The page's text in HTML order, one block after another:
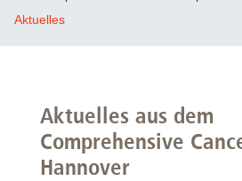
Aktuelles
Aktuelles aus dem
Comprehensive
Hannover